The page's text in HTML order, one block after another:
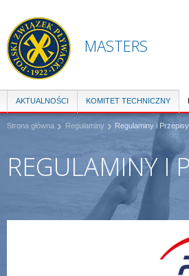
MASTERS
AKTUALNOŚCI KOMITET TECHNICZNY
Strona główna Regulaminy Regulaminy i Przepisy
REGULAMINY I